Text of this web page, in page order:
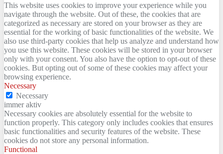
This website uses cookies to improve your experience while you
navigate through the website. Out of these, the cookies that are
categorized as necessary are stored on your browser as they are
essential for the working of basic functionalities of the website. We
also use third-party cookies that help us analyze and understand how
you use this website. These cookies will be stored in your browser
only with your consent. You also have the option to opt-out of these
cookies. But opting out of some of these cookies may affect your
browsing experience.
Necessary
Necessary
immer aktiv
Necessary cookies are absolutely essential for the website to
function properly. This category only includes cookies that ensures
basic functionalities and security features of the website. These
cookies do not store any personal information.
Functional